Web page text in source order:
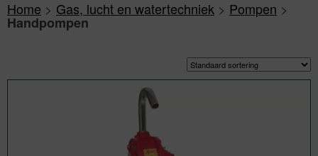
Home > Gas, lucht en watertechniek > Pompen >
Handpompen